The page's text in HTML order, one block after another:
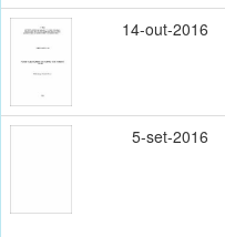
14-out-2016
5-set-2016